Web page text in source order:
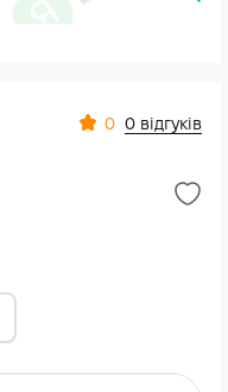
0 0 відгуків